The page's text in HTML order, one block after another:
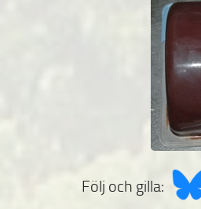
Följ och gilla: